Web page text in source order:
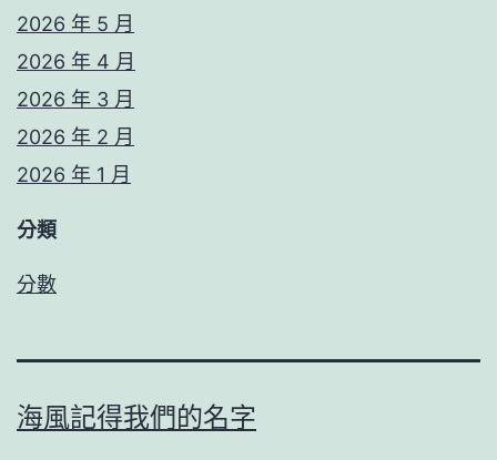
2026 年 5 月
2026 年 4 月
2026 年 3 月
2026 年 2 月
2026 年 1 月
分類
分數
海風記得我們的名字